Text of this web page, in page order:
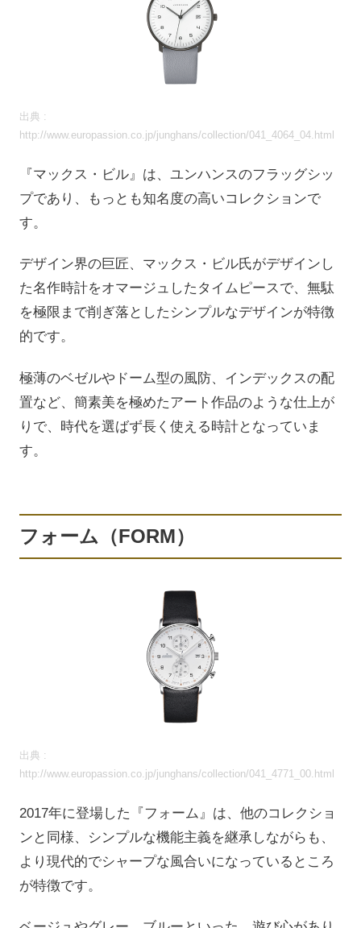
出典 :
http://www.europassion.co.jp/junghans/collection/041_4064_04.html
『マックス・ビル』は、ユンハンスのフラッグシッ
プであり、もっとも知名度の高いコレクションで
す。
デザイン界の巨匠、マックス・ビル氏がデザインし
た名作時計をオマージュしたタイムピースで、無駄
を極限まで削ぎ落としたシンプルなデザインが特徴
的です。
極薄のベゼルやドーム型の風防、インデックスの配
置など、簡素美を極めたアート作品のような仕上が
りで、時代を選ばず長く使える時計となっていま
す。
フォーム（FORM）
出典 :
http://www.europassion.co.jp/junghans/collection/041_4771_00.html
2017年に登場した『フォーム』は、他のコレクショ
ンと同様、シンプルな機能主義を継承しながらも、
より現代的でシャープな風合いになっているところ
が特徴です。